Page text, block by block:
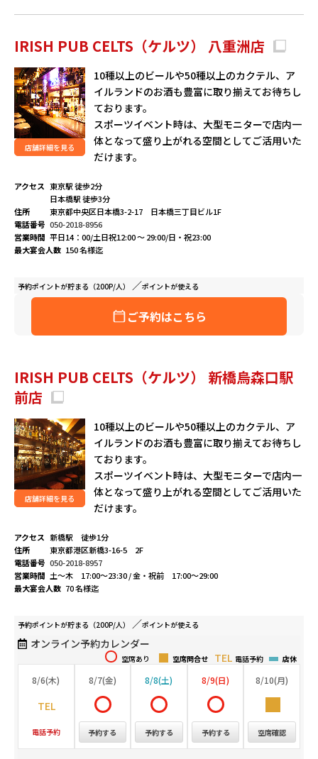
IRISH PUB CELTS（ケルツ） 八重洲店
店舗詳細を見る
10種以上のビールや50種以上のカクテル、ア
イルランドのお酒も豊富に取り揃えてお待ちし
ております。
スポーツイベント時は、大型モニターで店内一
体となって盛り上がれる空間としてご活用いた
だけます。
アクセス 東京駅 徒歩2分
日本橋駅 徒歩3分
住所
東京都中央区日本橋3-2-17 日本橋三丁目ビル1F
電話番号 050-2018-8956
営業時間 平日14：00/土日祝12:00 ～ 29:00/日・祝23:00
最大宴会人数 150 名様迄
予約ポイントが貯まる（200P/人） ポイントが使える
ご予約はこちら
IRISH PUB CELTS（ケルツ） 新橋烏森口駅
前店
店舗詳細を見る
10種以上のビールや50種以上のカクテル、ア
イルランドのお酒も豊富に取り揃えてお待ちし
ております。
スポーツイベント時は、大型モニターで店内一
体となって盛り上がれる空間としてご活用いた
だけます。
アクセス 新橋駅 徒歩1分
住所
東京都港区新橋3-16-5 2F
電話番号 050-2018-8957
営業時間 土～木 17:00～23:30 / 金・祝前 17:00～29:00
最大宴会人数 70 名様迄
予約ポイントが貯まる（200P/人） ポイントが使える
オンライン予約カレンダー
店休
電話予約
空席問合せ
空席あり
8/6(木)
電話予約
8/7(金)
予約する
8/8(土)
予約する
8/9(日)
予約する
8/10(月)
空席確認